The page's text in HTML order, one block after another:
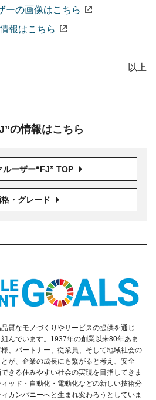
ーの画像はこちら
報はこちら
以上
の情報はこちら
ルーザー“FJ” TOP
・グレード
質なモノづくりやサービスの提供を通じ
んでいます。1937年の創業以来80年あま
、パートナー、従業員、そして地域社会の
が、企業の成長にも繋がると考え、安全
きる住みやすい社会の実現を目指してきま
ッド・自動化・電動化などの新しい技術分
カンパニーへと生まれ変わろうとしていま